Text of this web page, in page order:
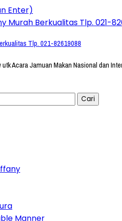
Enter)
Tlp. 021-82619088
Acara Jamuan Makan Nasional dan
Manner